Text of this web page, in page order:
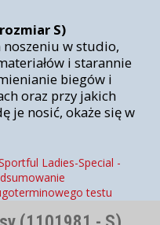
S)
noszeniu w studio,
i starannie
biegów i
oraz przy jakich
je nosić, okaże się w